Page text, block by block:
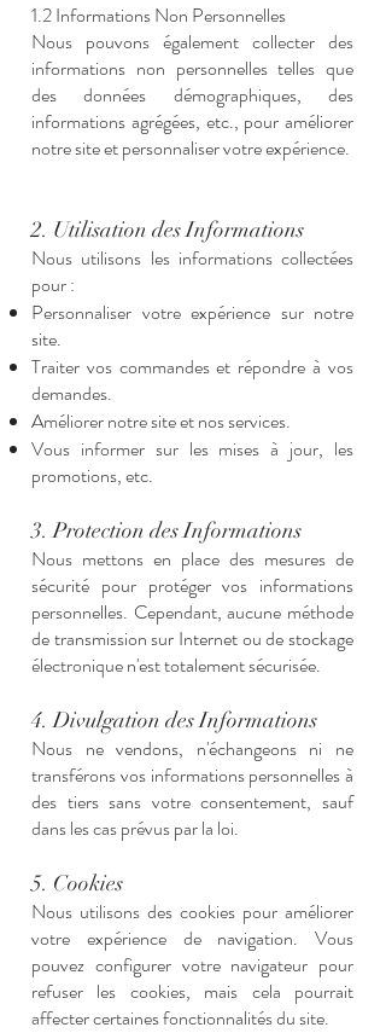
1.2 Informations Non Personnelles
Nous pouvons également collecter des
informations non personnelles telles que
des données démographiques, des
informations agrégées, etc., pour améliorer
notre site et personnaliser votre expérience.
2. Utilisation des Informations
Nous utilisons les informations collectées
pour :
Personnaliser votre expérience sur notre
site.
Traiter vos commandes et répondre à vos
demandes.
Améliorer notre site et nos services.
Vous informer sur les mises à jour, les
promotions, etc.
3. Protection des Informations
Nous mettons en place des mesures de
sécurité pour protéger vos informations
personnelles. Cependant, aucune méthode
de transmission sur Internet ou de stockage
électronique n'est totalement sécurisée.
4. Divulgation des Informations
Nous ne vendons, n'échangeons ni ne
transférons vos informations personnelles à
des tiers sans votre consentement, sauf
dans les cas prévus par la loi.
5. Cookies
Nous utilisons des cookies pour améliorer
votre expérience de navigation. Vous
pouvez configurer votre navigateur pour
refuser les cookies, mais cela pourrait
affecter certaines fonctionnalités du site.